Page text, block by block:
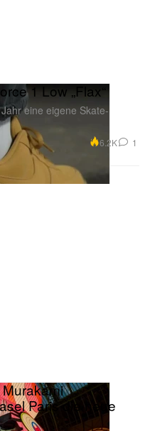
1 Low „Flax“
eine eigene Skate-
6.2K 1
Paris die neue